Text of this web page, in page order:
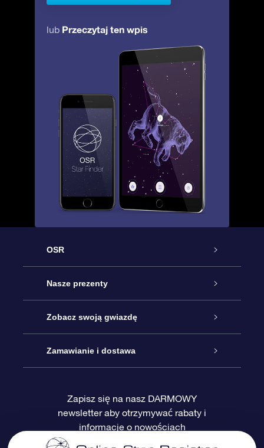
lub Przeczytaj ten wpis
OSR
Obsługa
Kontakt
Blog
Recenzje
Nasze prezenty
Podarunek Gwiazda Online
Pakiet Podarunkowy OSR
Karta podarunkowa OSR
Zobacz swoją gwiazdę
Rejestr Gwiazd
Sprsonalizowana Strona Gwiazdy
Zamawianie i dostawa
Metody płatności
Zapisz się na nasz DARMOWY
newsletter aby otrzymywać rabaty i
informacje o nowościach